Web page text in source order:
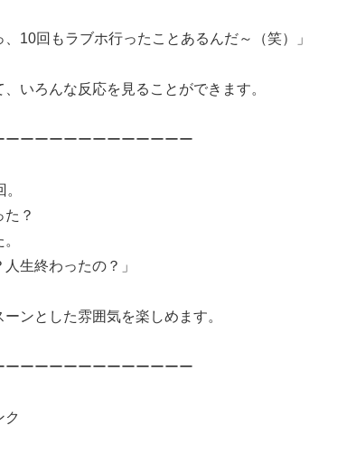
10回もラブホ行ったことあるんだ～（笑）」
いろんな反応を見ることができます。
ーーーーーーーーーーーーー
？
生終わったの？」
ンとした雰囲気を楽しめます。
ーーーーーーーーーーーーー
ク